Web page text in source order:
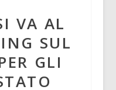
VA AL
SUL
GLI